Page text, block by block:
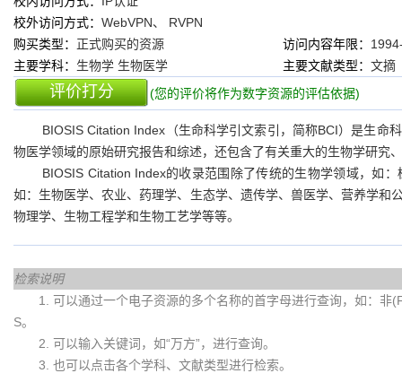
校外访问方式： WebVPN、 RVPN
购买类型： 正式购买的资源 访问内容年限：
主要学科： 生物学 生物医学 主要文献类型： 文摘
评价打分 (您的评价将作为数字资源的评估依据)
BIOSIS Citation Index（生命科学引文索引，简称BCI）是生命
物医学领域的原始研究报告和综述，还包含了有关重大的生物学研究
BIOSIS Citation Index的收录范围除了传统的生物学领域，如
如：生物医学、农业、药理学、生态学、遗传学、兽医学、营养学和
物理学、生物工程学和生物工艺学等等。
检索说明
1. 可以通过一个电子资源的多个名称的首字母进行查询，如：
S。
2. 可以输入关键词，如“万方”，进行查询。
3. 也可以点击各个学科、文献类型进行检索。